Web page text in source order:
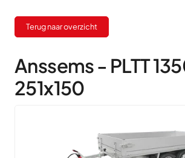
Nieuwe aanhangwagens
Gebruikte aanhangwagens
Verhuur
Terug naar overzicht
Anssems - PLTT
251x150